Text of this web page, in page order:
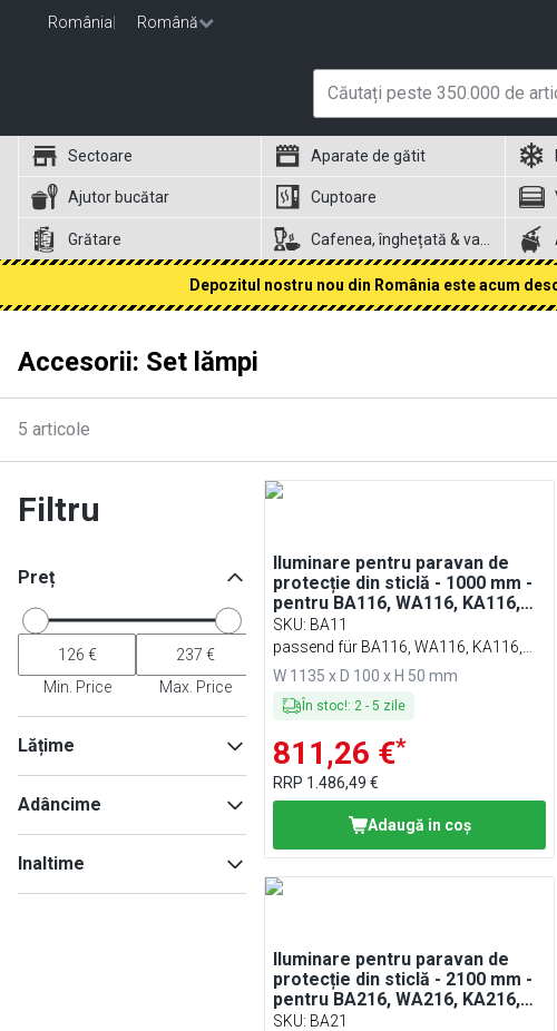
România Română
Sectoare Aparate de gătit
Ajutor bucătar Cuptoare
Grătare
Depozitul nostru nou din România este acum
Accesorii: Set lămpi
5 articole
Filtru
Preț
Min. Price Max. Price
Lățime
Adâncime
Inaltime
Iluminare pentru paravan de
protecție din sticlă - 1000 mm -
pentru BA116, WA116, KA116,
PA116 și EA116
SKU: BA11
passend für BA116, WA116, KA116,
PA116 & EA116
W 1135 x D 100 x H 50 mm
În stoc!: 2- 5 zile
811,26 €*
RRP 1.486,49 €
Adaugă in coş
Iluminare pentru paravan de
protecție din sticlă - 2100 mm -
pentru BA216, WA216, KA216,
PA216 și EA216
SKU: BA21